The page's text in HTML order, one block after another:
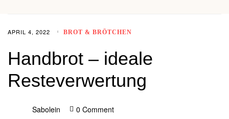
APRIL 4, 2022 BROT & BRÖTCHEN
Handbrot – ideale
Resteverwertung
Sabolein 0 Comment